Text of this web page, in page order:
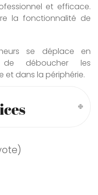
et efficace.
la fonctionnalité de
se déplace en
déboucher les
et dans la périphérie.